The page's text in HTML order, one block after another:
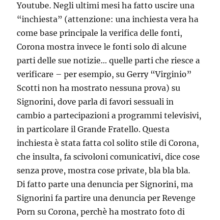
Youtube. Negli ultimi mesi ha fatto uscire una
“inchiesta” (attenzione: una inchiesta vera ha
come base principale la verifica delle fonti,
Corona mostra invece le fonti solo di alcune
parti delle sue notizie… quelle parti che riesce a
verificare – per esempio, su Gerry “Virginio”
Scotti non ha mostrato nessuna prova) su
Signorini, dove parla di favori sessuali in
cambio a partecipazioni a programmi televisivi,
in particolare il Grande Fratello. Questa
inchiesta è stata fatta col solito stile di Corona,
che insulta, fa scivoloni comunicativi, dice cose
senza prove, mostra cose private, bla bla bla.
Di fatto parte una denuncia per Signorini, ma
Signorini fa partire una denuncia per Revenge
Porn su Corona, perchè ha mostrato foto di